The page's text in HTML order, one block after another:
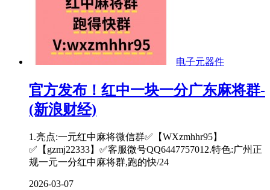
电子元器件
官方发布！红中一块一分广东麻将群-
(新浪财经)
1.亮点:一元红中麻将微信群✅【WXzmhhr95】
✅【gzmj22333】✅客服微号QQ6447757012.特色:广州正
规一元一分红中麻将群,跑的快/24
2026-03-07